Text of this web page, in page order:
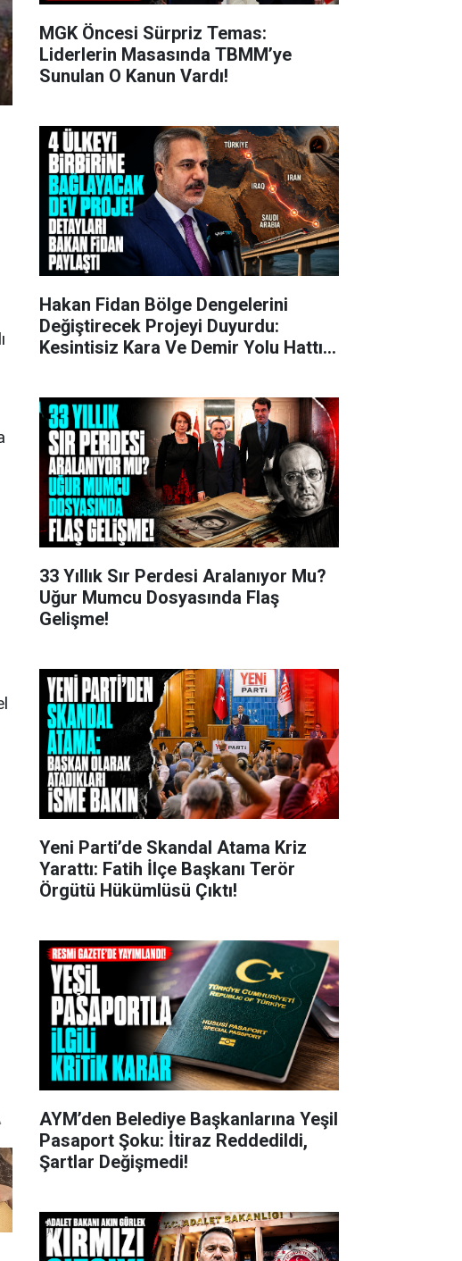
MGK Öncesi Sürpriz Temas:
Liderlerin Masasında TBMM’ye
Sunulan O Kanun Vardı!
Hakan Fidan Bölge Dengelerini
Değiştirecek Projeyi Duyurdu:
Kesintisiz Kara Ve Demir Yolu Hattı
33 Yıllık Sır Perdesi Aralanıyor Mu?
Uğur Mumcu Dosyasında Flaş
Gelişme!
Yeni Parti’de Skandal Atama Kriz
Yarattı: Fatih İlçe Başkanı Terör
Örgütü Hükümlüsü Çıktı!
AYM’den Belediye Başkanlarına Yeşil
Pasaport Şoku: İtiraz Reddedildi,
Şartlar Değişmedi!